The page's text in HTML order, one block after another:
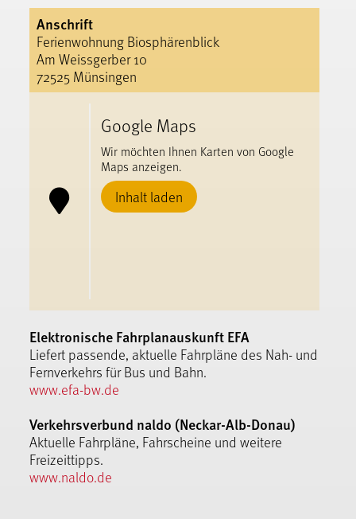
Anschrift
Ferienwohnung Biosphärenblick
Am Weissgerber 10
72525 Münsingen
Google Maps
Wir möchten Ihnen Karten von Google
Maps anzeigen.
Inhalt laden
Elektronische Fahrplanauskunft EFA
Liefert passende, aktuelle Fahrpläne des Nah- und
Fernverkehrs für Bus und Bahn.
www.efa-bw.de
Verkehrsverbund naldo (Neckar-Alb-Donau)
Aktuelle Fahrpläne, Fahrscheine und weitere
Freizeittipps.
www.naldo.de